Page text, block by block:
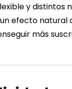
y distintos
efecto natural
más